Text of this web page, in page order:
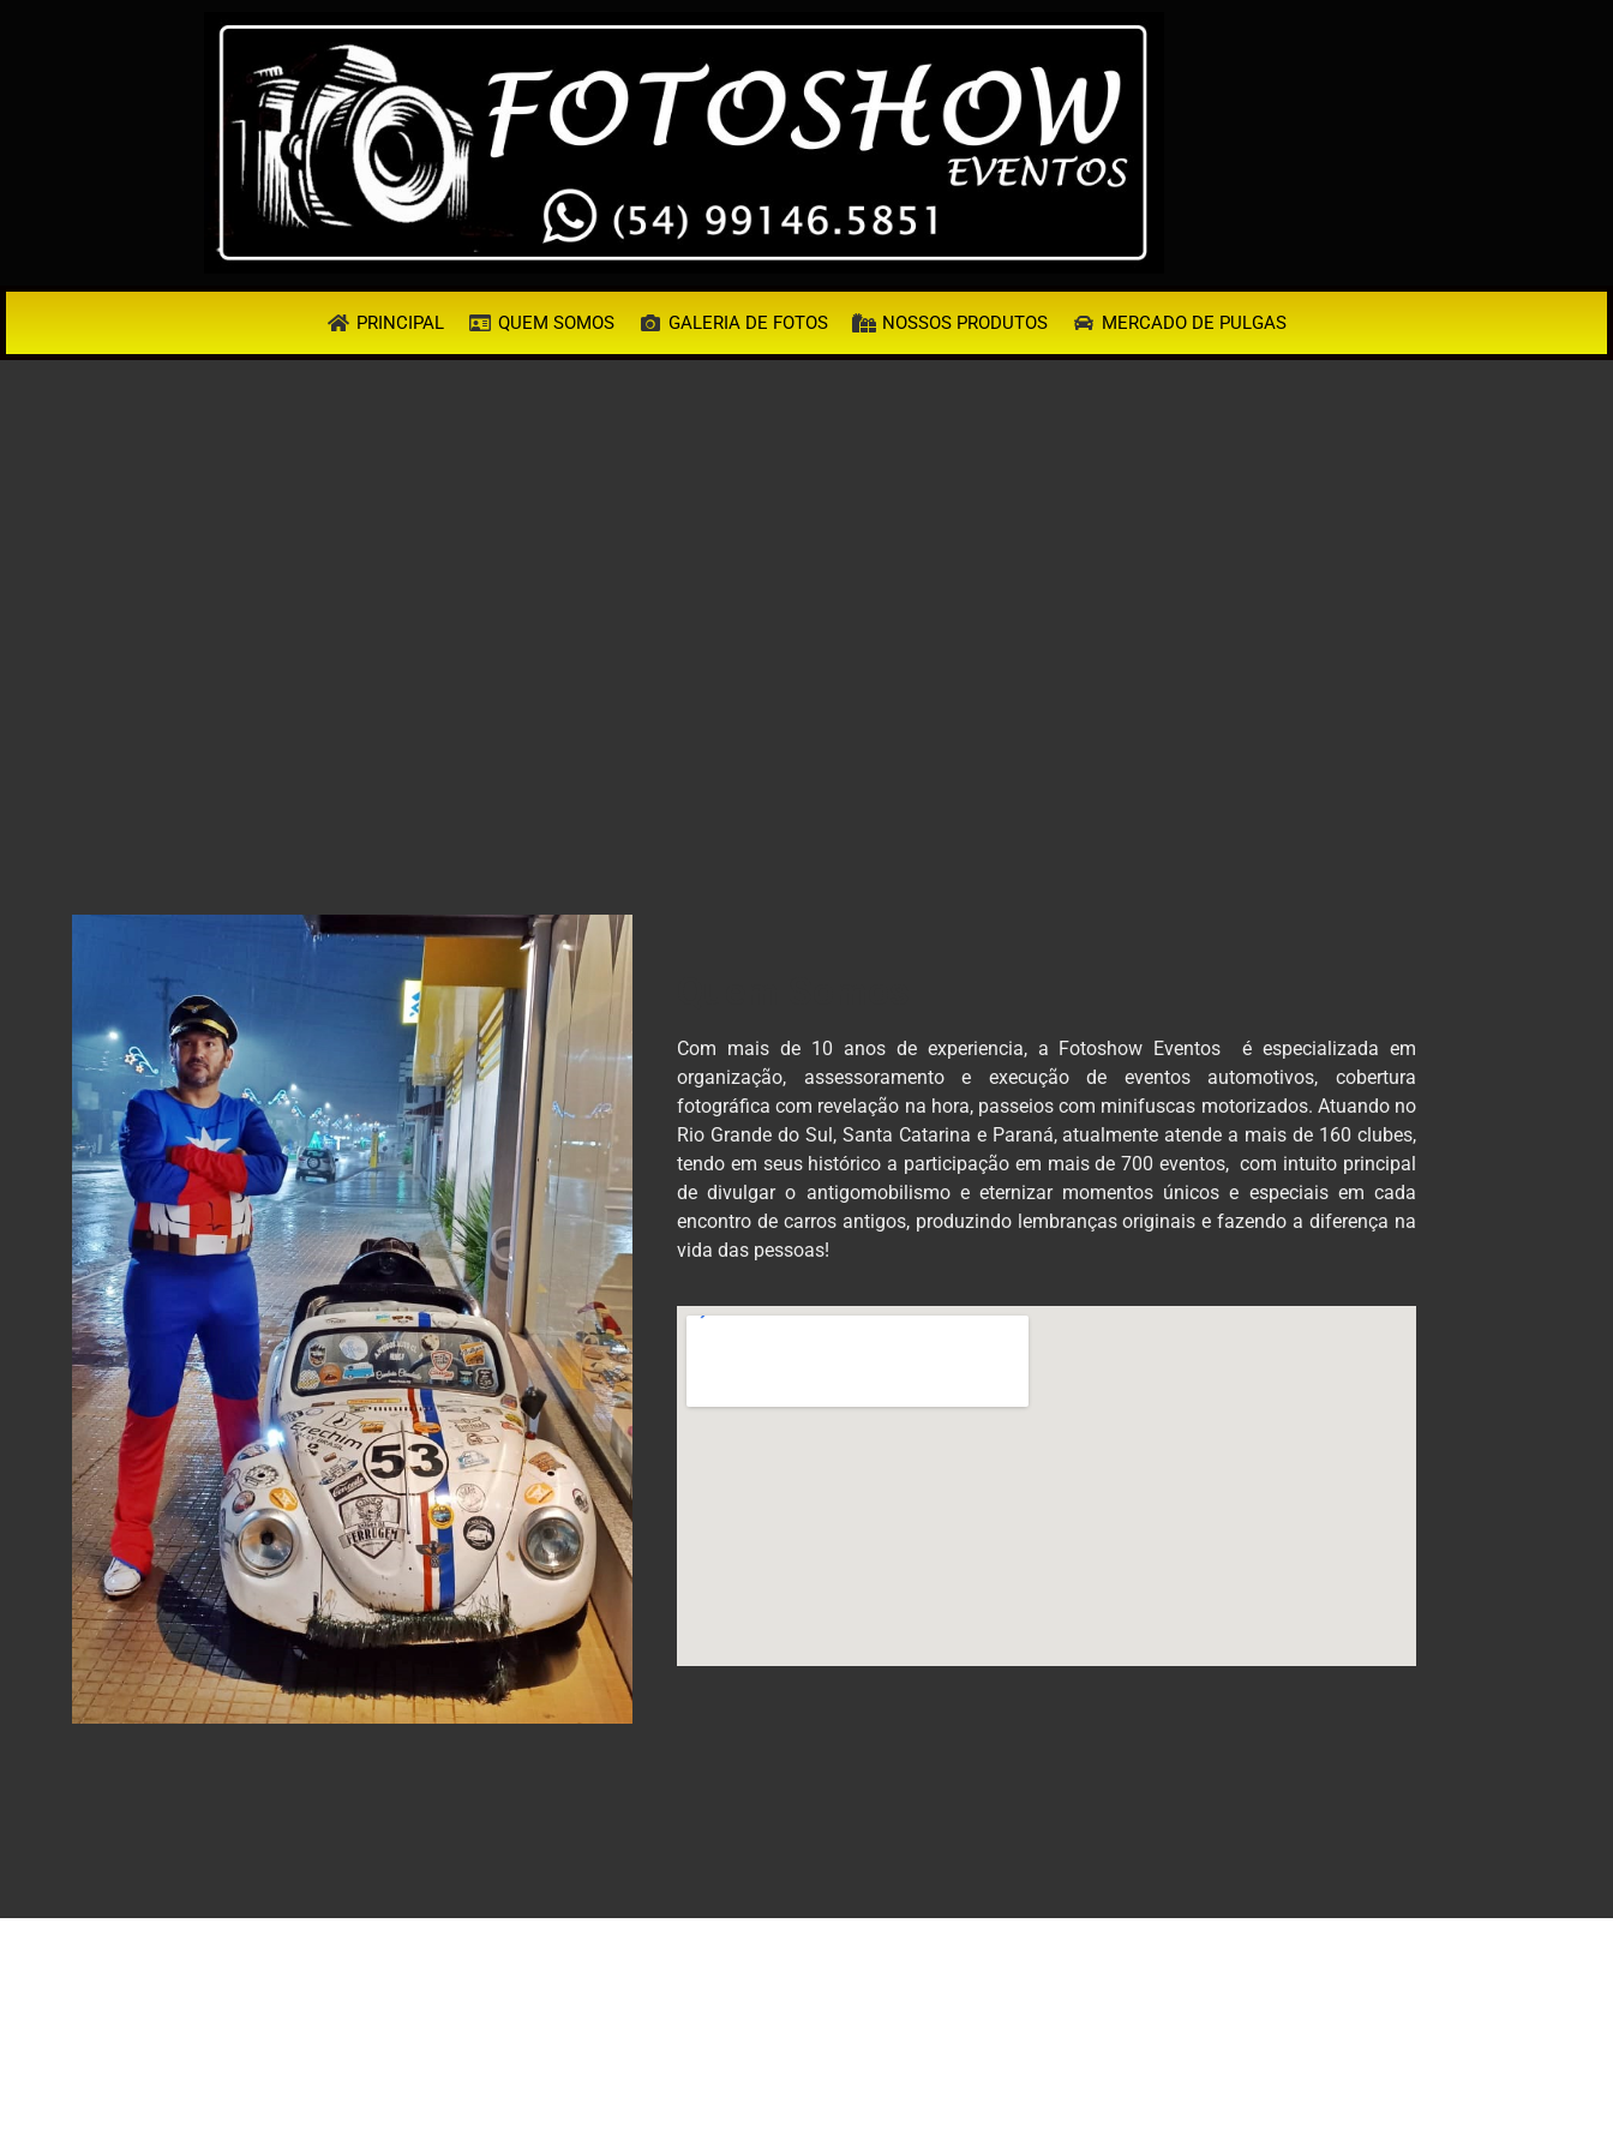
PRINCIPAL QUEM SOMOS GALERIA DE FOTOS NOSSOS PRODUTOS MERCADO DE PULGAS
Com mais de 10 anos de experiencia, a Fotoshow Eventos é especializada em
organização, assessoramento e execução de eventos automotivos, cobertura
fotográfica com revelação na hora, passeios com minifuscas motorizados. Atuando no
Rio Grande do Sul, Santa Catarina e Paraná, atualmente atende a mais de 160 clubes,
tendo em seus histórico a participação em mais de 700 eventos, com intuito principal
de divulgar o antigomobilismo e eternizar momentos únicos e especiais em cada
encontro de carros antigos, produzindo lembranças originais e fazendo a diferença na
vida das pessoas!